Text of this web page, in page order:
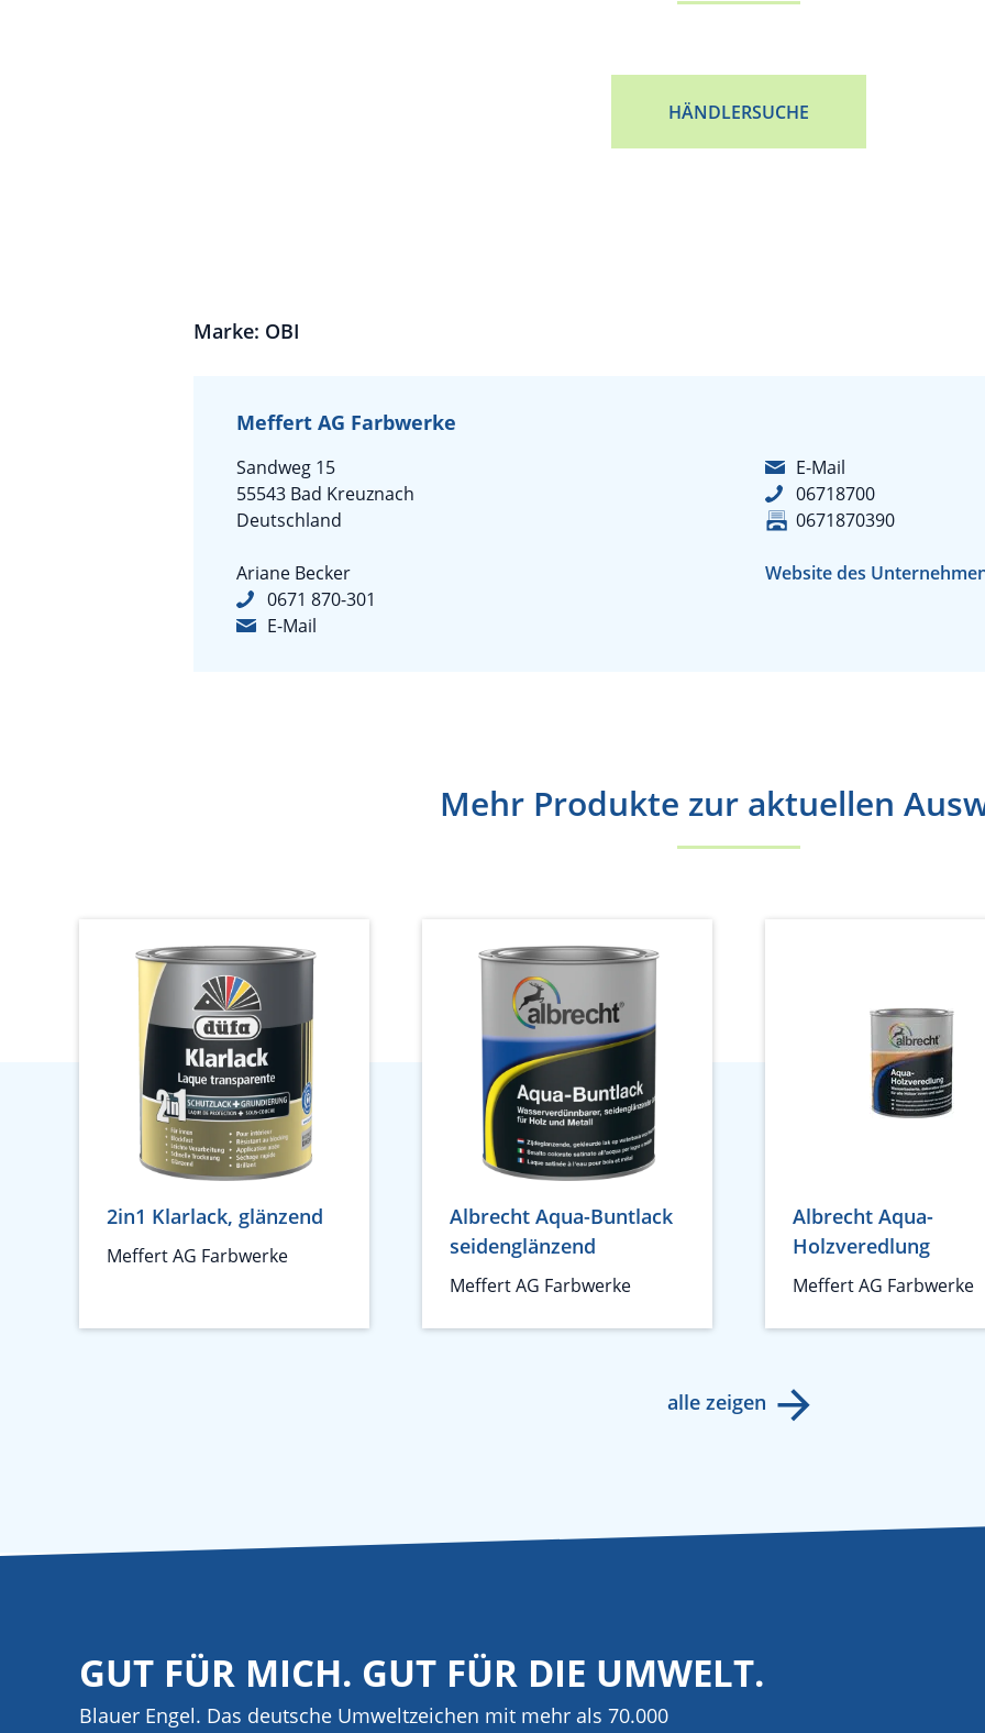
HÄNDLERSUCHE
Marke: OBI
Meffert AG Farbwerke
Sandweg 15
55543 Bad Kreuznach
Deutschland
Ariane Becker
0671 870-301
E-Mail
E-Mail
06718700
0671870390
Website des
Mehr Produkte zur aktuellen
2in1 Klarlack, glänzend
Meffert AG Farbwerke
Albrecht Aqua-Buntlack
seidenglänzend
Meffert AG Farbwerke
Albrecht Aqua-
Holzveredlung
Meffert AG Farbwerke
alle zeigen
GUT FÜR MICH. GUT FÜR DIE UMWELT.
Blauer Engel. Das deutsche Umweltzeichen mit mehr als 70.000